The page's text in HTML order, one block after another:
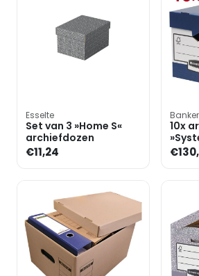
Esselte
Set van 3 »Home S«
archiefdozen
€11,24
10x
Ergo«